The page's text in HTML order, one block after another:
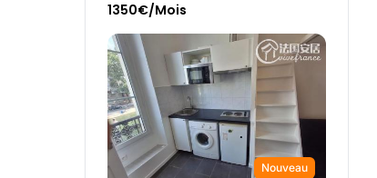
1350€/Mois
Nouveau